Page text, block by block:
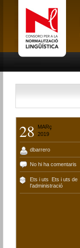
28
MARç
2019
dbarrero
No hi ha comentaris
Ets i uts
Ets i uts de
l'administració